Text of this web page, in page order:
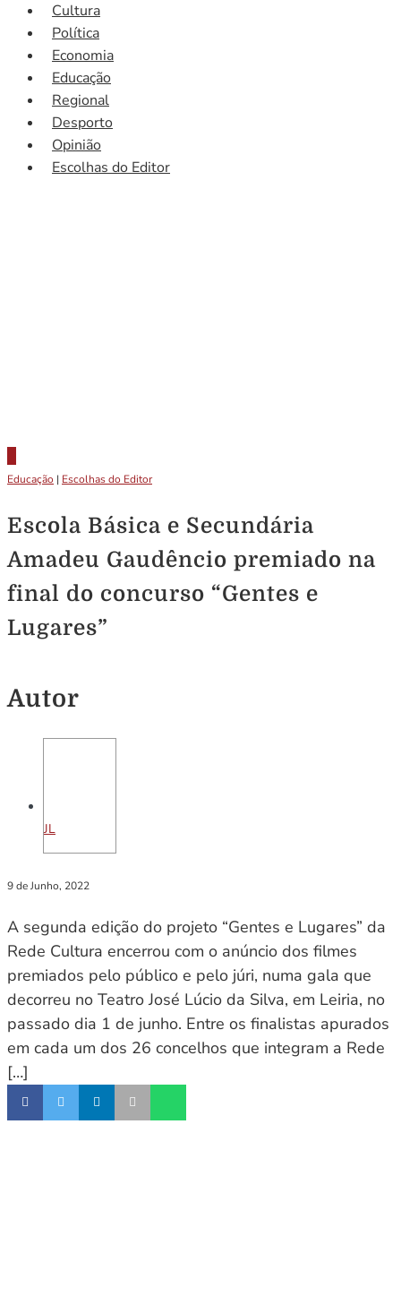
Cultura
Política
Economia
Educação
Regional
Desporto
Opinião
Escolhas do Editor
Educação | Escolhas do Editor
Escola Básica e Secundária
Amadeu Gaudêncio premiado na
final do concurso “Gentes e
Lugares”
Autor
JL
9 de Junho, 2022
A segunda edição do projeto “Gentes e Lugares” da
Rede Cultura encerrou com o anúncio dos filmes
premiados pelo público e pelo júri, numa gala que
decorreu no Teatro José Lúcio da Silva, em Leiria, no
passado dia 1 de junho. Entre os finalistas apurados
em cada um dos 26 concelhos que integram a Rede
[…]